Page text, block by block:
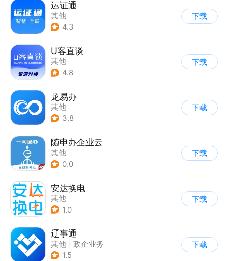
运证通
其他
4.3
下载
U客直谈
其他
4.8
下载
龙易办
其他
3.8
下载
随申办企业云
其他
0.0
下载
安达换电
其他
1.0
下载
辽事通
其他
政企业务
1.5
下载